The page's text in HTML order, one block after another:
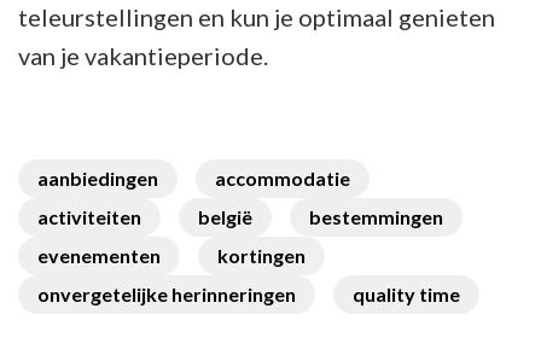
teleurstellingen en kun je optimaal genieten
van je vakantieperiode.
aanbiedingen
accommodatie
activiteiten
belgië
bestemmingen
evenementen
kortingen
onvergetelijke herinneringen
quality time